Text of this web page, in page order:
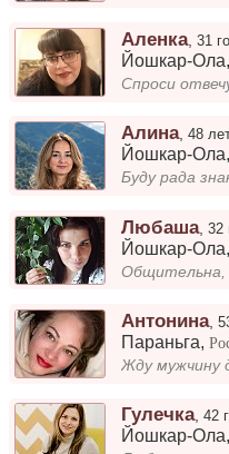
Аленка,31
Йошкар-Ола
Спроси
Алина,48
Йошкар-Ола
Любаша,32
Йошкар-Ола
Антонина,
Параньга,
Жду мужчину
Гулечка,42
Йошкар-Ола